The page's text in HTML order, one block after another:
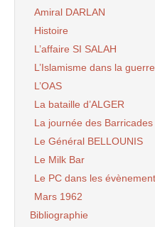
Amiral DARLAN
Histoire
L’affaire SI SALAH
L’Islamisme dans la
L’OAS
La bataille d’ALGER
La journée des Barricades
Le Général BELLOUNIS
Le Milk Bar
Le PC dans les
Mars 1962
Bibliographie